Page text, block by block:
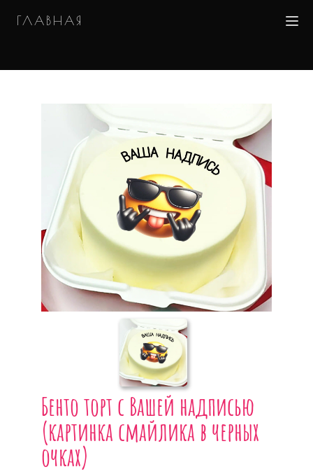
ГЛАВНАЯ
Бенто торт с Вашей надписью
(картинка смайлика в черных
очках)